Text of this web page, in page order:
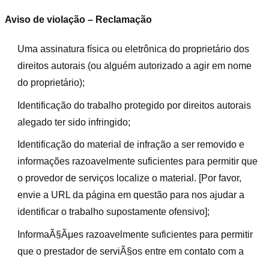
Aviso de violação – Reclamação
Uma assinatura física ou eletrônica do proprietário dos
direitos autorais (ou alguém autorizado a agir em nome
do proprietário);
Identificação do trabalho protegido por direitos autorais
alegado ter sido infringido;
Identificação do material de infração a ser removido e
informações razoavelmente suficientes para permitir que
o provedor de serviços localize o material. [Por favor,
envie a URL da página em questão para nos ajudar a
identificar o trabalho supostamente ofensivo];
InformaÃ§Ãμes razoavelmente suficientes para permitir
que o prestador de serviÃ§os entre em contato com a